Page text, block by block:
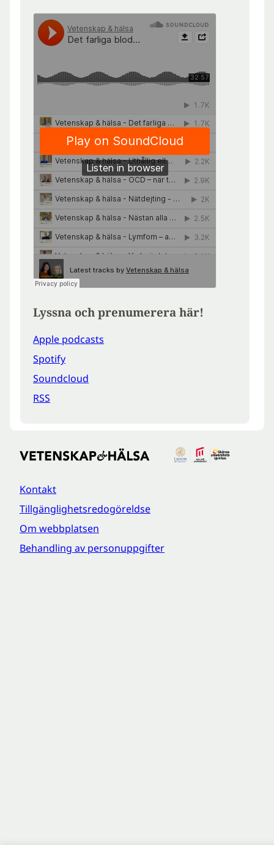
Lyssna och prenumerera här!
Apple podcasts
Spotify
Soundcloud
RSS
Kontakt
Tillgänglighetsredogöreldse
Om webbplatsen
Behandling av personuppgifter